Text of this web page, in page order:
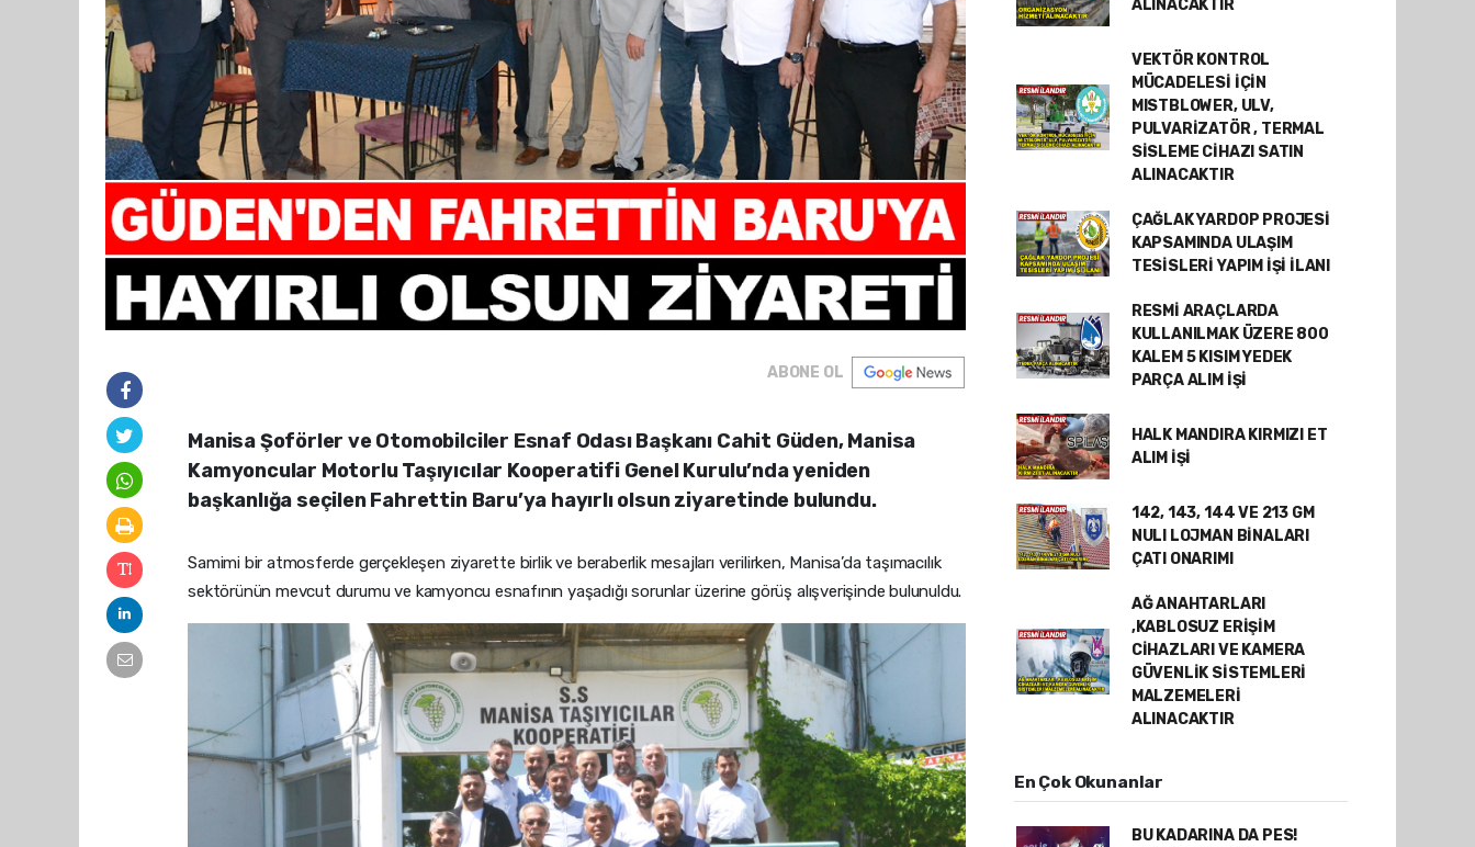
ABONE OL
Manisa Şoförler ve Otomobilciler Esnaf Odası Başkanı Cahit Güden, Manisa
Kamyoncular Motorlu Taşıyıcılar Kooperatifi Genel Kurulu’nda yeniden
başkanlığa seçilen Fahrettin Baru’ya hayırlı olsun ziyaretinde bulundu.
Samimi bir atmosferde gerçekleşen ziyarette birlik ve beraberlik mesajları verilirken, Manisa’da taşımacılık
sektörünün mevcut durumu ve kamyoncu esnafının yaşadığı sorunlar üzerine görüş alışverişinde bulunuldu.
ALINACAKTIR
VEKTÖR KONTROL
MÜCADELESİ İÇİN
MISTBLOWER, ULV,
PULVARİZATÖR , TERMAL
SİSLEME CİHAZI SATIN
ALINACAKTIR
ÇAĞLAK YARDOP PROJESİ
KAPSAMINDA ULAŞIM
TESİSLERİ YAPIM İŞİ İLANI
RESMİ ARAÇLARDA
KULLANILMAK ÜZERE 800
KALEM 5 KISIM YEDEK
PARÇA ALIM İŞİ
HALK MANDIRA KIRMIZI ET
ALIM İŞİ
142, 143, 144 VE 213 GM
NULI LOJMAN BİNALARI
ÇATI ONARIMI
AĞ ANAHTARLARI
,KABLOSUZ ERİŞİM
CİHAZLARI VE KAMERA
GÜVENLİK SİSTEMLERİ
MALZEMELERİ
ALINACAKTIR
En Çok Okunanlar
BU KADARINA DA PES!